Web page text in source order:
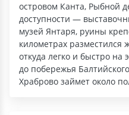
островом Канта, Рыбной
доступности —
музей Янтаря, руины
километрах разместился
откуда легко и быстро на
до побережья
Храброво займет около